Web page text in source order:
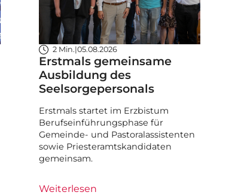
2 Min.|05.08.2026
Erstmals gemeinsame
Ausbildung des
Seelsorgepersonals
Erstmals startet im Erzbistum
Berufseinführungsphase für
Gemeinde- und Pastoralassistenten
sowie Priesteramtskandidaten
gemeinsam.
Weiterlesen